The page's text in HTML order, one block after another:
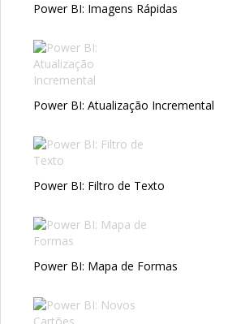
Power BI: Imagens Rápidas
Power BI: Atualização Incremental
Power BI: Filtro de Texto
Power BI: Mapa de Formas